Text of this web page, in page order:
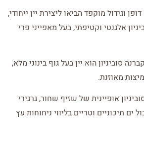
וגידול מוקפד הביאו ליצירת יין ייחודי,
אלגנטי וקטיפתי, בעל מאפייני פרי
סוביניון הוא יין בעל גוף בינוני מלא,
מאוזנת.
אופיינית של שזיף שחור, גרגירי
ים תיכוניים וטריים בליווי ניחוחות עץ